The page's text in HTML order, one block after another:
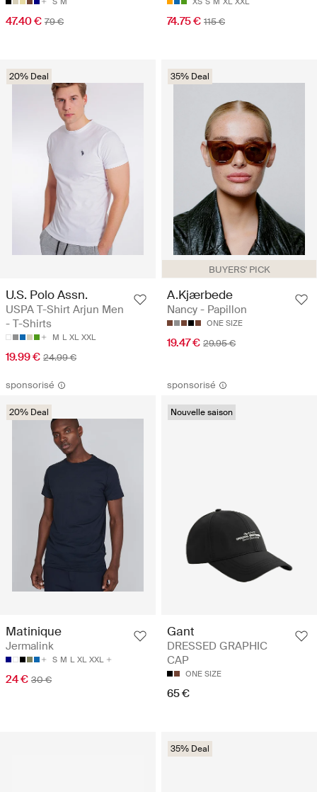
47.40 € 79 € 74.75 € 115 €
20% Deal
U.S. Polo Assn.
USPA T-Shirt Arjun Men
- T-Shirts
M L XL XXL
19.99 € 24.99 €
BUYERS' PICK
35% Deal
A.Kjærbede
Nancy - Papillon
ONE SIZE
19.47 € 29.95 €
sponsorisé
20% Deal
Matinique
Jermalink
S M L XL XXL
24 € 30 €
sponsorisé
Nouvelle saison
Gant
DRESSED GRAPHIC
CAP
ONE SIZE
65 €
35% Deal